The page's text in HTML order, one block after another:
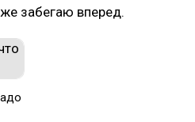
забегаю вперед.